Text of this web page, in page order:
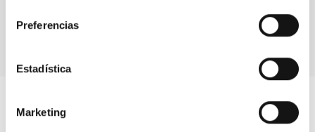
Preferencias
Estadística
Marketing